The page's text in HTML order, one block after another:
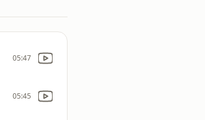
05:47
05:45